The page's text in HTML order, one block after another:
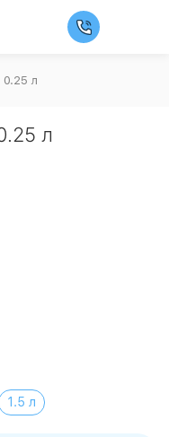
0.25 л
л
1.5 л